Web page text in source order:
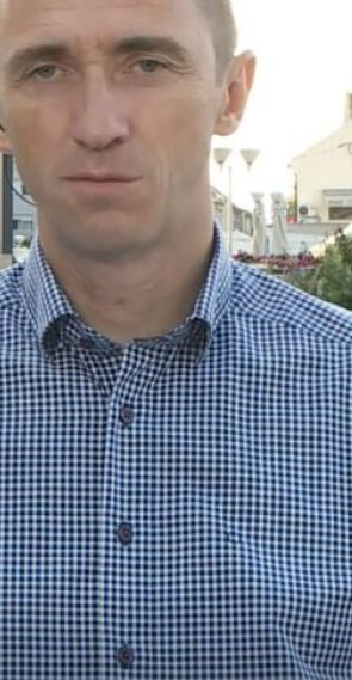
je ljudi sudjelovalo u Koloni sjećanja